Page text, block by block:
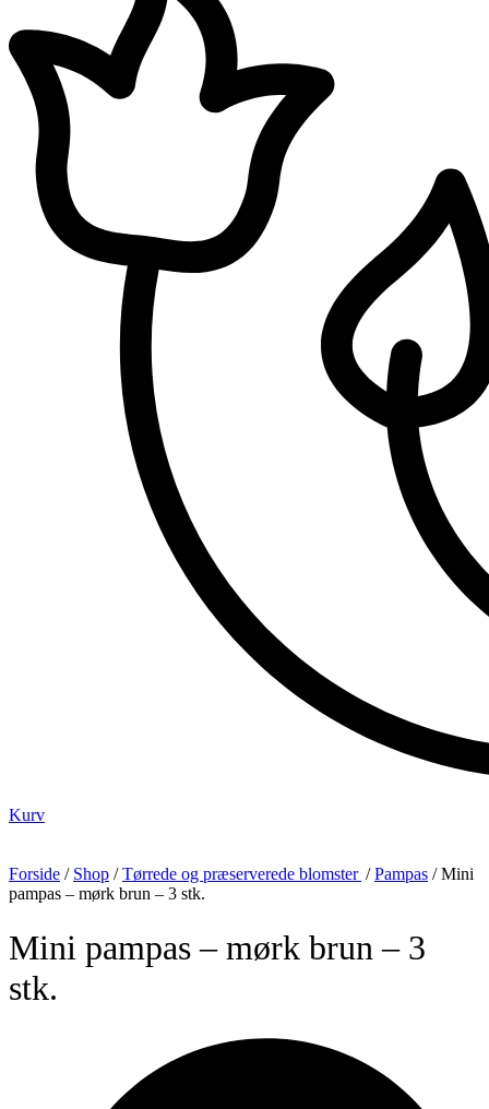
Kurv
Forside / Shop /Tørrede og præserverede blomster /Pampas / Mini
pampas – mørk brun – 3 stk.
Mini pampas – mørk brun – 3
stk.